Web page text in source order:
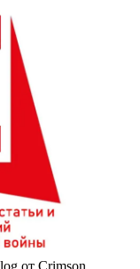
от Crimson